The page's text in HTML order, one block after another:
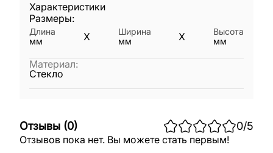
Характеристики
Размеры:
Длина
мм
X
Ширина
мм
X
Высота
мм
Материал:
Стекло
Отзывы (0) 0/5
Отзывов пока нет. Вы можете стать первым!